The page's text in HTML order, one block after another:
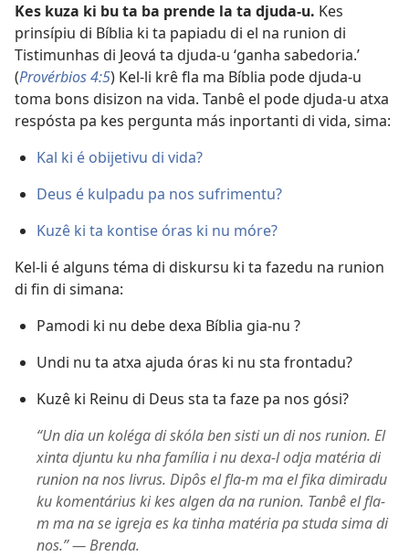
Kes kuza ki bu ta ba prende la ta djuda-u. Kes
prinsípiu di Bíblia ki ta papiadu di el na runion di
Tistimunhas di Jeová ta djuda-u ‘ganha sabedoria.’
(Provérbios 4:5) Kel-li krê fla ma Bíblia pode djuda-u
toma bons disizon na vida. Tanbê el pode djuda-u atxa
respósta pa kes pergunta más inportanti di vida, sima:
Kal ki é obijetivu di vida?
Deus é kulpadu pa nos sufrimentu?
Kuzê ki ta kontise óras ki nu móre?
Kel-li é alguns téma di diskursu ki ta fazedu na runion
di fin di simana:
Pamodi ki nu debe dexa Bíblia gia-nu ?
Undi nu ta atxa ajuda óras ki nu sta frontadu?
Kuzê ki Reinu di Deus sta ta faze pa nos gósi?
“Un dia un koléga di skóla ben sisti un di nos runion. El
xinta djuntu ku nha família i nu dexa-l odja matéria di
runion na nos livrus. Dipôs el fla-m ma el fika dimiradu
ku komentárius ki kes algen da na runion. Tanbê el fla-
m ma na se igreja es ka tinha matéria pa studa sima di
nos.” — Brenda.